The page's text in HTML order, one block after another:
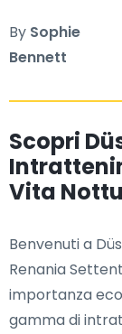
By Sophie
Bennett
Scopri
Vita
Benvenuti a
Renania
importanza
gamma di